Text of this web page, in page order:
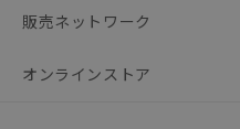
販売ネットワーク
オンラインストア